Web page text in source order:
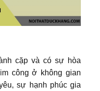
cặp và có sự hòa
công ở không gian
sự hạnh phúc gia